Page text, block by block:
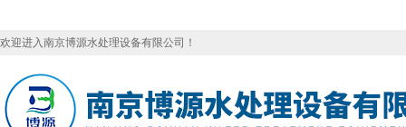
欢迎进入南京博源水处理设备有限公司！